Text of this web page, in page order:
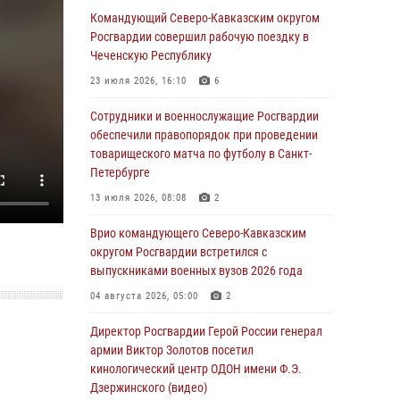
Росгвардейцы обеспечили безопасность
«Поезда Победы» в Кузбассе
08 августа 2026, 07:00
Росгвардии провели турнир по настольному
теннису ко Дню физкультурника
08 августа 2026, 07:00
Военнослужащие Софринской бригады
патриотического проекта «Дорогой
Ломоносова — дорогой к Победе в СВО»
(видео)
08 августа 2026, 07:00 2
ОМОН «Ойрат» Управления Росгвардии по
Республике Калмыкия исполнилось 20 лет
08 августа 2026, 07:00
Командующий Северо-Кавказским округом
Росгвардии совершил рабочую поездку в
Чеченскую Республику
23 июля 2026, 16:10 6
Сотрудники и военнослужащие Росгвардии
обеспечили правопорядок при проведении
товарищеского матча по футболу в Санкт-
Петербурге
13 июля 2026, 08:08 2
Врио командующего Северо-Кавказским
округом Росгвардии встретился с
выпускниками военных вузов 2026 года
04 августа 2026, 05:00 2
Директор Росгвардии Герой России генерал
армии Виктор Золотов посетил
кинологический центр ОДОН имени Ф.Э.
Дзержинского (видео)